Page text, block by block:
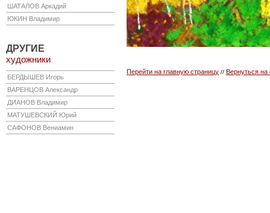
ШАТАЛОВ Аркадий
ЮКИН Владимир
ДРУГИЕ
художники
БЕРДЫШЕВ Игорь
ВАРЕНЦОВ Александр
ДИАНОВ Владимир
МАТУШЕВСКИЙ Юрий
САФОНОВ Вениамин
Перейти на главную страницу // Вернуться на